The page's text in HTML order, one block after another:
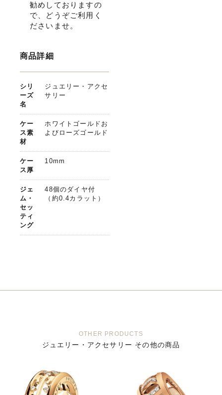
勧めしておりますの
で、どうぞご利用く
ださいませ。
商品詳細
シリ
ーズ
名
ジュエリー・アクセ
サリー
ケー
ス素
材
ホワイトゴールドお
よびローズゴールド
ケー
ス厚
10mm
ジェ
ム・
セッ
ティ
ング
48個のダイヤ付
（約0.4カラット）
OTHER PRODUCTS
ジュエリー・アクセサリー その他の商品